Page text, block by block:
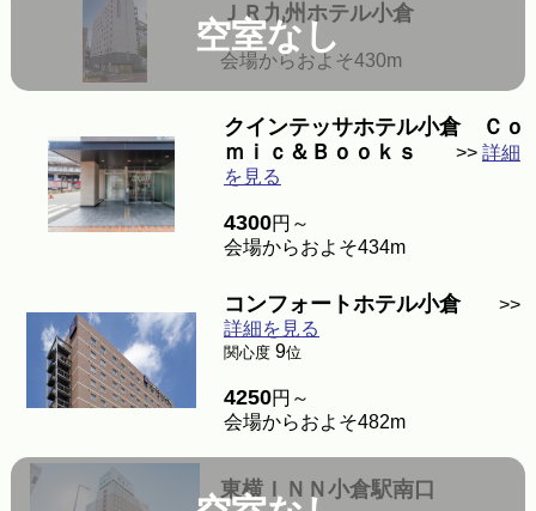
空室なし
ＪＲ九州ホテル小倉
会場からおよそ430m
クインテッサホテル小倉 Ｃｏ
ｍｉｃ＆Ｂｏｏｋｓ
>> 詳細
を見る
4300円～
会場からおよそ434m
コンフォートホテル小倉>>
詳細を見る
関心度 9位
4250円～
会場からおよそ482m
東横ＩＮＮ小倉駅南口